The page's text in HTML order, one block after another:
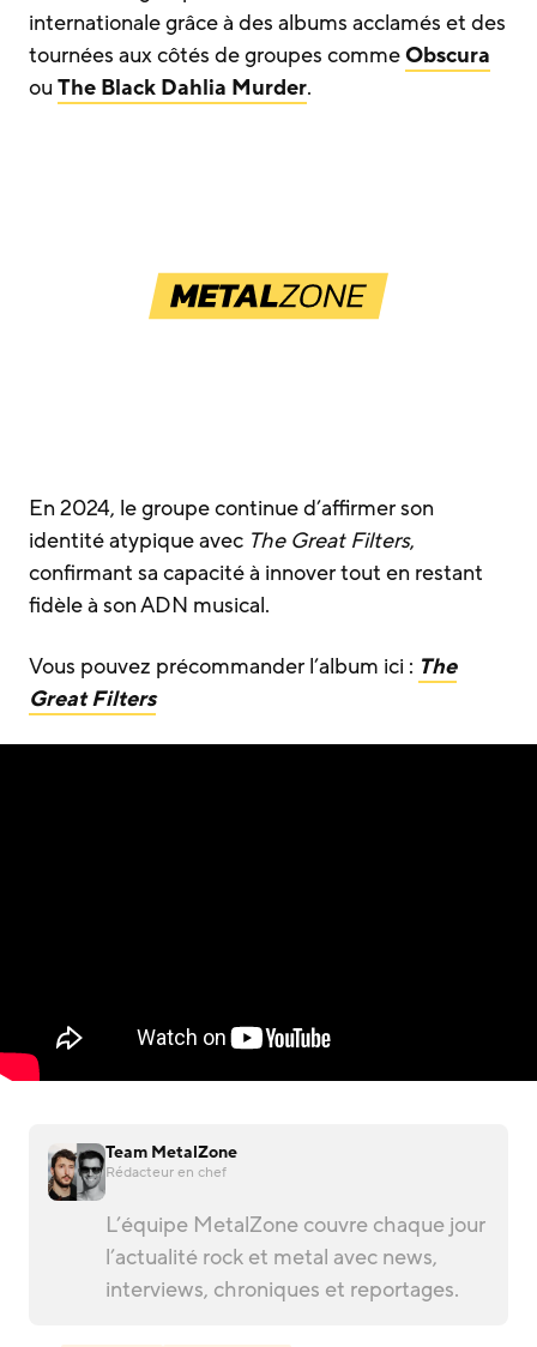
internationale grâce à des albums acclamés et des
tournées aux côtés de groupes commeObscura
ou The Black Dahlia Murder.
En 2024, le groupe continue d’affirmer son
identité atypique avec The Great Filters,
confirmant sa capacité à innover tout en restant
fidèle à son ADN musical.
Vous pouvez précommander l’album ici : The
Great Filters
Team MetalZone
Rédacteur en chef
L’équipe MetalZone couvre chaque jour
l’actualité rock et metal avec news,
interviews, chroniques et reportages.